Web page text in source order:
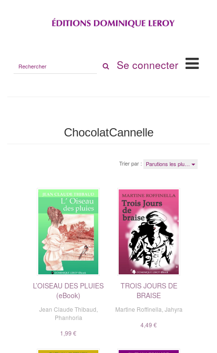
le
Se connecter
ChocolatCannelle
Trier par : Parutions les plu…
L’OISEAU DES PLUIES
(eBook)
Jean Claude Thibaud
Phanhoria
1,99 €
TROIS JOURS DE
BRAISE
Martine Roffinella Jahyra
4,49 €